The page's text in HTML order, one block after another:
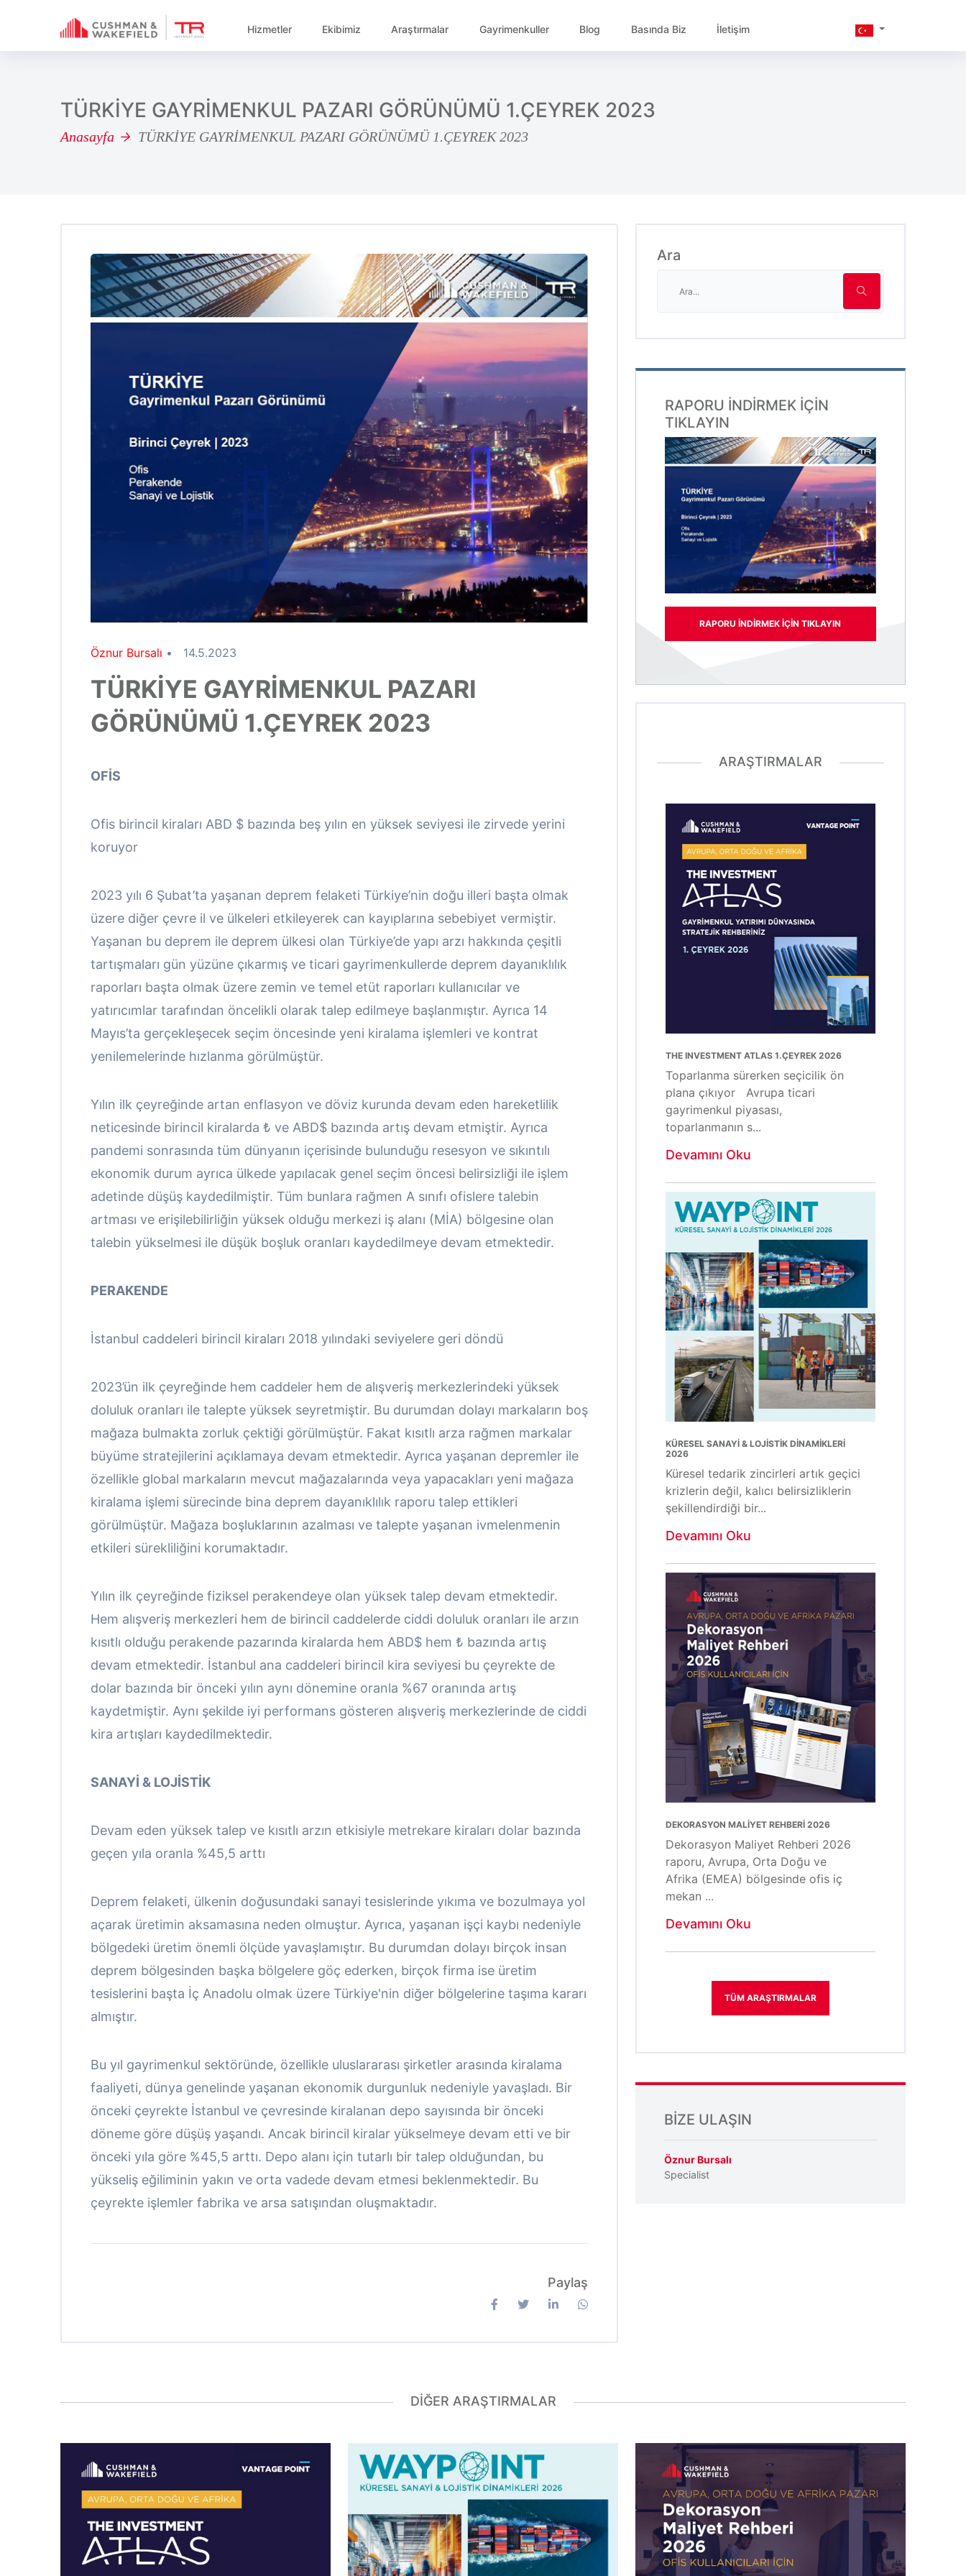
Hizmetler Ekibimiz Araştırmalar Gayrimenkuller Blog Basında Biz İletişim
TÜRKİYE GAYRİMENKUL PAZARI GÖRÜNÜMÜ 1.ÇEYREK 2023
Anasayfa TÜRKİYE GAYRİMENKUL PAZARI GÖRÜNÜMÜ 1.ÇEYREK 2023
Öznur Bursalı • 14.5.2023
TÜRKİYE GAYRİMENKUL PAZARI
GÖRÜNÜMÜ 1.ÇEYREK 2023
OFİS
Ofis birincil kiraları ABD $ bazında beş yılın en yüksek seviyesi ile zirvede yerini
koruyor
2023 yılı 6 Şubat’ta yaşanan deprem felaketi Türkiye’nin doğu illeri başta olmak
üzere diğer çevre il ve ülkeleri etkileyerek can kayıplarına sebebiyet vermiştir.
Yaşanan bu deprem ile deprem ülkesi olan Türkiye’de yapı arzı hakkında çeşitli
tartışmaları gün yüzüne çıkarmış ve ticari gayrimenkullerde deprem dayanıklılık
raporları başta olmak üzere zemin ve temel etüt raporları kullanıcılar ve
yatırıcımlar tarafından öncelikli olarak talep edilmeye başlanmıştır. Ayrıca 14
Mayıs’ta gerçekleşecek seçim öncesinde yeni kiralama işlemleri ve kontrat
yenilemelerinde hızlanma görülmüştür.
Yılın ilk çeyreğinde artan enflasyon ve döviz kurunda devam eden hareketlilik
neticesinde birincil kiralarda ₺ ve ABD$ bazında artış devam etmiştir. Ayrıca
pandemi sonrasında tüm dünyanın içerisinde bulunduğu resesyon ve sıkıntılı
ekonomik durum ayrıca ülkede yapılacak genel seçim öncesi belirsizliği ile işlem
adetinde düşüş kaydedilmiştir. Tüm bunlara rağmen A sınıfı ofislere talebin
artması ve erişilebilirliğin yüksek olduğu merkezi iş alanı (MİA) bölgesine olan
talebin yükselmesi ile düşük boşluk oranları kaydedilmeye devam etmektedir.
PERAKENDE
İstanbul caddeleri birincil kiraları 2018 yılındaki seviyelere geri döndü
2023’ün ilk çeyreğinde hem caddeler hem de alışveriş merkezlerindeki yüksek
doluluk oranları ile talepte yüksek seyretmiştir. Bu durumdan dolayı markaların boş
mağaza bulmakta zorluk çektiği görülmüştür. Fakat kısıtlı arza rağmen markalar
büyüme stratejilerini açıklamaya devam etmektedir. Ayrıca yaşanan depremler ile
özellikle global markaların mevcut mağazalarında veya yapacakları yeni mağaza
kiralama işlemi sürecinde bina deprem dayanıklılık raporu talep ettikleri
görülmüştür. Mağaza boşluklarının azalması ve talepte yaşanan ivmelenmenin
etkileri sürekliliğini korumaktadır.
Yılın ilk çeyreğinde fiziksel perakendeye olan yüksek talep devam etmektedir.
Hem alışveriş merkezleri hem de birincil caddelerde ciddi doluluk oranları ile arzın
kısıtlı olduğu perakende pazarında kiralarda hem ABD$ hem ₺ bazında artış
devam etmektedir. İstanbul ana caddeleri birincil kira seviyesi bu çeyrekte de
dolar bazında bir önceki yılın aynı dönemine oranla %67 oranında artış
kaydetmiştir. Aynı şekilde iyi performans gösteren alışveriş merkezlerinde de ciddi
kira artışları kaydedilmektedir.
SANAYİ & LOJİSTİK
Devam eden yüksek talep ve kısıtlı arzın etkisiyle metrekare kiraları dolar bazında
geçen yıla oranla %45,5 arttı
Deprem felaketi, ülkenin doğusundaki sanayi tesislerinde yıkıma ve bozulmaya yol
açarak üretimin aksamasına neden olmuştur. Ayrıca, yaşanan işçi kaybı nedeniyle
bölgedeki üretim önemli ölçüde yavaşlamıştır. Bu durumdan dolayı birçok insan
deprem bölgesinden başka bölgelere göç ederken, birçok firma ise üretim
tesislerini başta İç Anadolu olmak üzere Türkiye'nin diğer bölgelerine taşıma kararı
almıştır.
Bu yıl gayrimenkul sektöründe, özellikle uluslararası şirketler arasında kiralama
faaliyeti, dünya genelinde yaşanan ekonomik durgunluk nedeniyle yavaşladı. Bir
önceki çeyrekte İstanbul ve çevresinde kiralanan depo sayısında bir önceki
döneme göre düşüş yaşandı. Ancak birincil kiralar yükselmeye devam etti ve bir
önceki yıla göre %45,5 arttı. Depo alanı için tutarlı bir talep olduğundan, bu
yükseliş eğiliminin yakın ve orta vadede devam etmesi beklenmektedir. Bu
çeyrekte işlemler fabrika ve arsa satışından oluşmaktadır.
Paylaş
Ara
RAPORU INDIRMEK IÇIN
TIKLAYIN
RAPORU INDIRMEK IÇIN TIKLAYIN
ARAŞTIRMALAR
THE INVESTMENT ATLAS 1.ÇEYREK 2026
Toparlanma sürerken seçicilik ön
plana çıkıyor Avrupa ticari
gayrimenkul piyasası,
toparlanmanın s...
Devamını Oku
KÜRESEL SANAYİ & LOJİSTİK DİNAMİKLERİ
2026
Küresel tedarik zincirleri artık geçici
krizlerin değil, kalıcı belirsizliklerin
şekillendirdiği bir...
Devamını Oku
DEKORASYON MALİYET REHBERİ 2026
Dekorasyon Maliyet Rehberi 2026
raporu, Avrupa, Orta Doğu ve
Afrika (EMEA) bölgesinde ofis iç
mekan ...
Devamını Oku
TÜM ARAŞTIRMALAR
BIZE ULAŞIN
Öznur Bursalı
Specialist
DIĞER ARAŞTIRMALAR